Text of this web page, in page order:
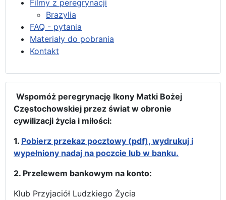
Filmy z peregrynacji
Brazylia
FAQ - pytania
Materiały do pobrania
Kontakt
Wspomóż peregrynację Ikony Matki Bożej
Częstochowskiej przez świat w obronie
cywilizacji życia i miłości:
1. Pobierz przekaz pocztowy (pdf), wydrukuj i
wypełniony nadaj na poczcie lub w banku.
2. Przelewem bankowym na konto:
Klub Przyjaciół Ludzkiego Życia